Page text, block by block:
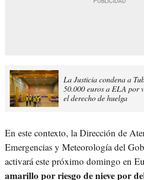
La Justicia condena a
50.000 euros a ELA por
el derecho de huelga
En este contexto, la Dirección de
Emergencias y Meteorología del
activará este próximo domingo en
amarillo por riesgo de nieve por